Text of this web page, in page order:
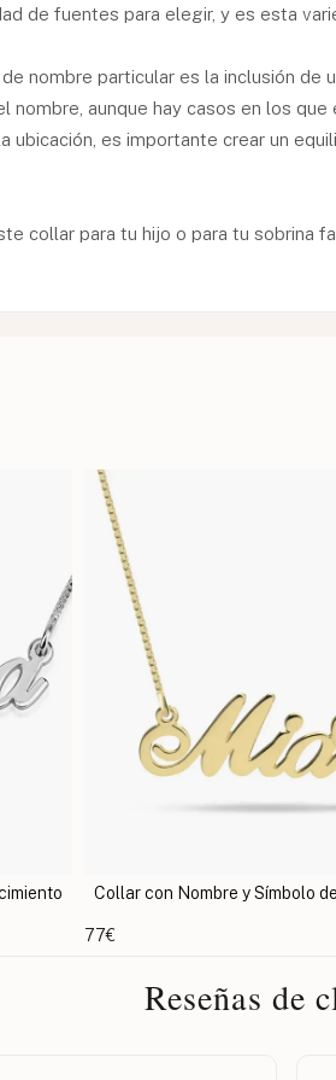
de fuentes para elegir, y es esta
nombre particular es la inclusión de
nombre, aunque hay casos en los
ubicación, es importante crear un
collar para tu hijo o para tu sobrina
Collar con Nombre y Símbolo
77€
Reseñas de